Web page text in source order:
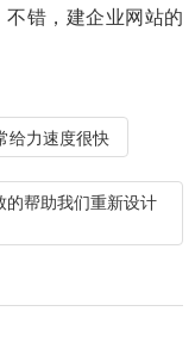
错，建企业网站的
给力速度很快
的帮助我们重新设计